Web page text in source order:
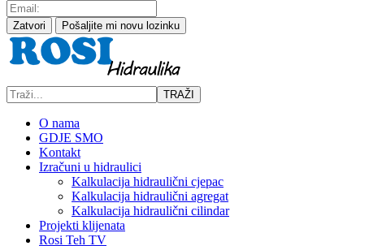
Zatvori Pošaljite mi novu lozinku
TRAŽI
O nama
GDJE SMO
Kontakt
Izračuni u hidraulici
Kalkulacija hidraulični cjepac
Kalkulacija hidraulični agregat
Kalkulacija hidraulični cilindar
Projekti klijenata
Rosi Teh TV